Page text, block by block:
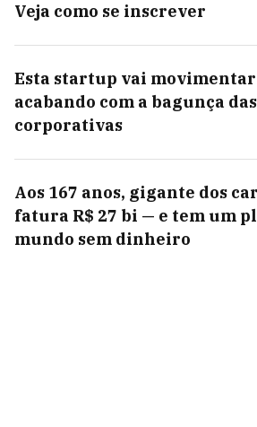
Veja como se inscrever
Esta startup vai movimentar
acabando com a bagunça
corporativas
Aos 167 anos, gigante dos
fatura R$ 27 bi — e tem um
mundo sem dinheiro